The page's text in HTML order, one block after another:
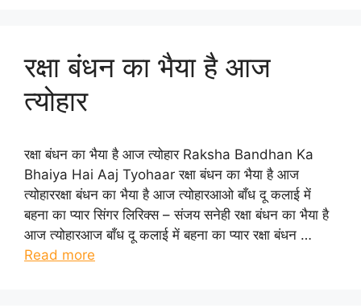
रक्षा बंधन का भैया है आज
त्योहार
रक्षा बंधन का भैया है आज त्योहार Raksha Bandhan Ka
Bhaiya Hai Aaj Tyohaar रक्षा बंधन का भैया है आज
त्योहाररक्षा बंधन का भैया है आज त्योहारआओ बाँध दू कलाई में
बहना का प्यार सिंगर लिरिक्स – संजय सनेही रक्षा बंधन का भैया है
आज त्योहारआज बाँध दू कलाई में बहना का प्यार रक्षा बंधन …
Read more